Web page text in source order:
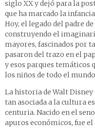
siglo XX y dejó para la
que ha marcado la
Hoy, el legado del padre
construyendo el
mayores, fascinados por
pasaron del trazo en el
y esos parques temáticos
los niños de todo el
La historia de Walt
tan asociada a la cultura
centuria. Nacido en el
apuros económicos, fue